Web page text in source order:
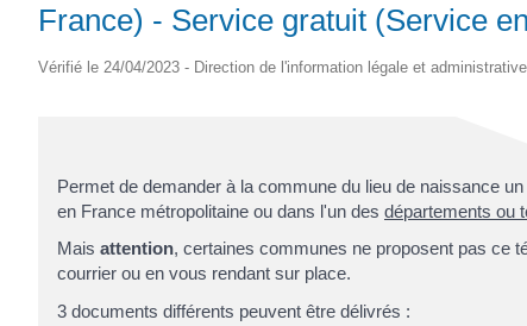
France) - Service gratuit (Service
Vérifié le 24/04/2023 - Direction de l'information légale et
Permet de demander à la commune du lieu de naissance un
en France métropolitaine ou dans l'un des départements ou
Mais attention, certaines communes ne proposent pas ce
courrier ou en vous rendant sur place.
3 documents différents peuvent être délivrés :